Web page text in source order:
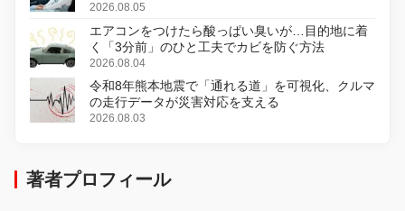
2026.08.05
エアコンをつけたら酸っぱい臭いが…目的地に着
く「3分前」のひと工夫でカビを防ぐ方法
2026.08.04
令和8年熊本地震で「通れる道」を可視化、クルマ
の走行データが災害対応を支える
2026.08.03
著者プロフィール